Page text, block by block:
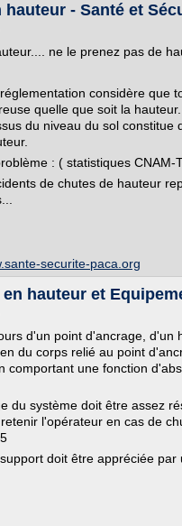
hauteur - Santé et
ne le prenez pas de
considère que
quelle que soit la
du niveau du sol constitue
: ( statistiques CNAM-
de chutes de hauteur
securite-paca.org
en hauteur et
d'un point d'ancrage, d'un
du corps relié au point
comportant une fonction
du système doit être assez
l'opérateur en cas de
doit être appréciée par